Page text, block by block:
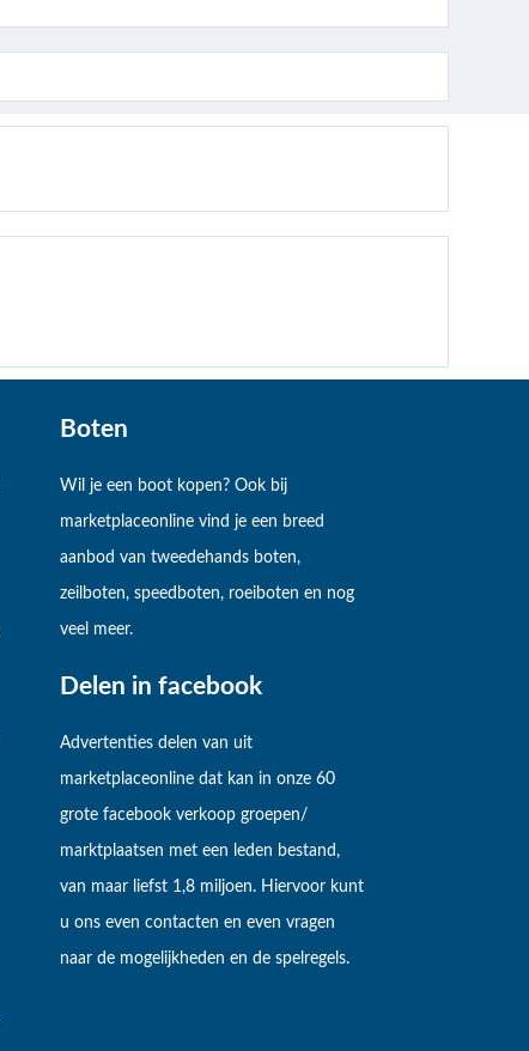
Boten
Wil je een boot kopen? Ook bij
marketplaceonline vind je een breed
aanbod van tweedehands boten,
zeilboten, speedboten, roeiboten en nog
veel meer.
Delen in facebook
Advertenties delen van uit
marketplaceonline dat kan in onze 60
grote facebook verkoop groepen/
marktplaatsen met een leden bestand,
van maar liefst 1,8 miljoen. Hiervoor kunt
u ons even contacten en even vragen
naar de mogelijkheden en de spelregels.